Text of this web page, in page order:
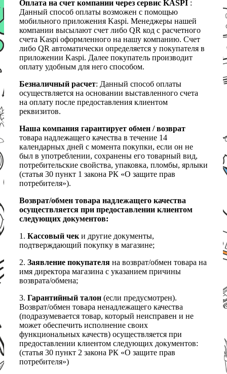
Оплата на счет компании через сервис KASPI :
Данный способ оплаты возможен с помощью
мобильного приложения Kaspi. Менеджеры нашей
компании высылают счет либо QR код с расчетного
счета Kaspi оформленного на нашу компанию. Счет
либо QR автоматически определяется у покупателя в
приложении Kaspi. Далее покупатель производит
оплату удобным для него способом.
Безналичный расчет: Данный способ оплаты
осуществляется на основании выставленного счета
на оплату после предоставления клиентом
реквизитов.
Наша компания гарантирует обмен / возврат
товара надлежащего качества в течение 14
календарных дней с момента покупки, если он не
был в употреблении, сохранены его товарный вид,
потребительские свойства, упаковка, пломбы, ярлыки
(статья 30 пункт 1 закона РК «О защите прав
потребителя»).
Возврат/обмен товара надлежащего качества
осуществляется при предоставлении клиентом
следующих документов:
1. Кассовый чек и другие документы,
подтверждающий покупку в магазине;
2. Заявление покупателя на возврат/обмен товара на
имя директора магазина с указанием причины
возврата/обмена;
3. Гарантийный талон (если предусмотрен).
Возврат/обмен товара ненадлежащего качества
(подразумевается товар, который неисправен и не
может обеспечить исполнение своих
функциональных качеств) осуществляется при
предоставлении клиентом следующих документов:
(статья 30 пункт 2 закона РК «О защите прав
потребителя»)